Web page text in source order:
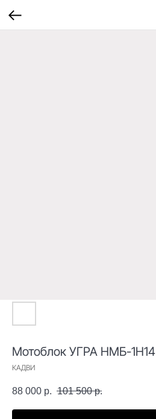
Мотоблок УГРА НМБ-1Н14
КАДВИ
88 000 р. 101 500 р.